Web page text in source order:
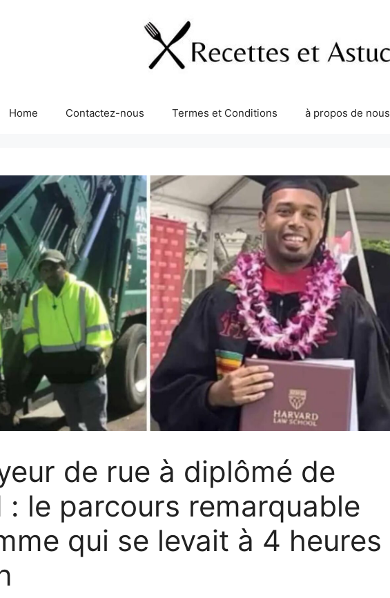
Home Contactez-nous Termes et Conditions à propos de nous
de rue à diplômé de
: le parcours remarquable
qui se levait à 4 heures